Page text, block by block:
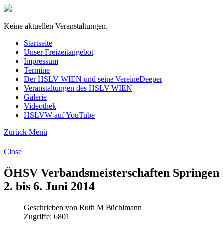
Keine aktuellen Veranstaltungen.
Startseite
Unser Freizeitangebot
Impressum
Termine
Der HSLV WIEN und seine VereineDeeper
Veranstaltungen des HSLV WIEN
Galerie
Videothek
HSLVW auf YouTube
Zurück Menü
Close
ÖHSV Verbandsmeisterschaften Springen
2. bis 6. Juni 2014
Geschrieben von Ruth M Büchlmann
Zugriffe: 6801